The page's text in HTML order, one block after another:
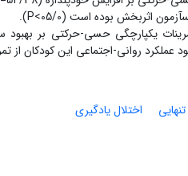
یکپارچگی حسی-حرکتی بر بهبود
عملکرد روانی-اجتماعی این کودکان از
اختلال یادگیری